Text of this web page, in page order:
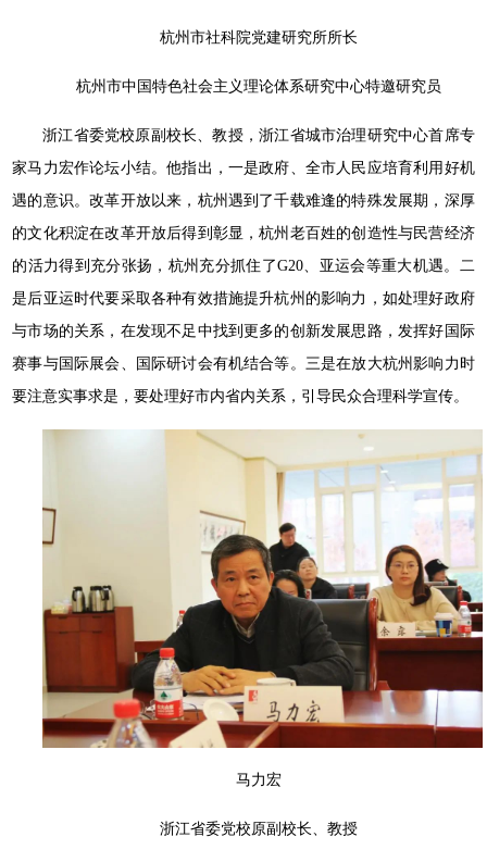
杭州市社科院党建研究所所长
杭州市中国特色社会主义理论体系研究中心特邀研究员
浙江省委党校原副校长、教授，浙江省城市治理研究中心首席专
家马力宏作论坛小结。他指出，一是政府、全市人民应培育利用好机
遇的意识。改革开放以来，杭州遇到了千载难逢的特殊发展期，深厚
的文化积淀在改革开放后得到彰显，杭州老百姓的创造性与民营经济
的活力得到充分张扬，杭州充分抓住了G20、亚运会等重大机遇。二
是后亚运时代要采取各种有效措施提升杭州的影响力，如处理好政府
与市场的关系，在发现不足中找到更多的创新发展思路，发挥好国际
赛事与国际展会、国际研讨会有机结合等。三是在放大杭州影响力时
要注意实事求是，要处理好市内省内关系，引导民众合理科学宣传。
马力宏
浙江省委党校原副校长、教授